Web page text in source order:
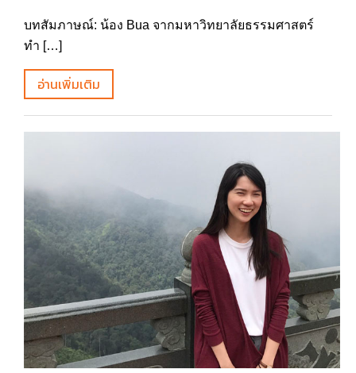
บทสัมภาษณ์: น้อง Bua จากมหาวิทยาลัยธรรมศาสตร์
ทำ […]
อ่านเพิ่มเติม